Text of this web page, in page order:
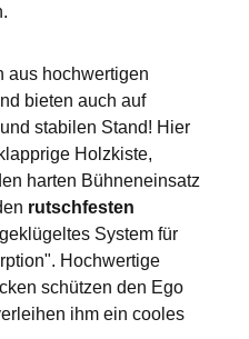
aus hochwertigen
bieten auch auf
stabilen Stand! Hier
Holzkiste,
harten Bühneneinsatz
rutschfesten
System für
Hochwertige
schützen den Ego
ihm ein cooles